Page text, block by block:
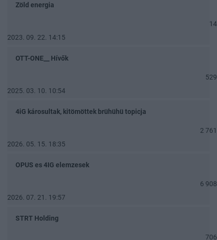
Zöld energia
14
2023. 09. 22. 14:15
OTT-ONE__ Hívők
529
2025. 03. 10. 10:54
4iG károsultak, kitömöttek brühühü topicja
2 761
2026. 05. 15. 18:35
OPUS es 4IG elemzesek
6 908
2026. 07. 21. 19:57
STRT Holding
706